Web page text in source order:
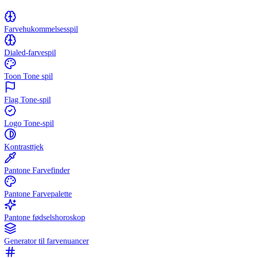
Farvehukommelsesspil
Dialed-farvespil
Toon Tone spil
Flag Tone-spil
Logo Tone-spil
Kontrasttjek
Pantone Farvefinder
Pantone Farvepalette
Pantone fødselshoroskop
Generator til farvenuancer